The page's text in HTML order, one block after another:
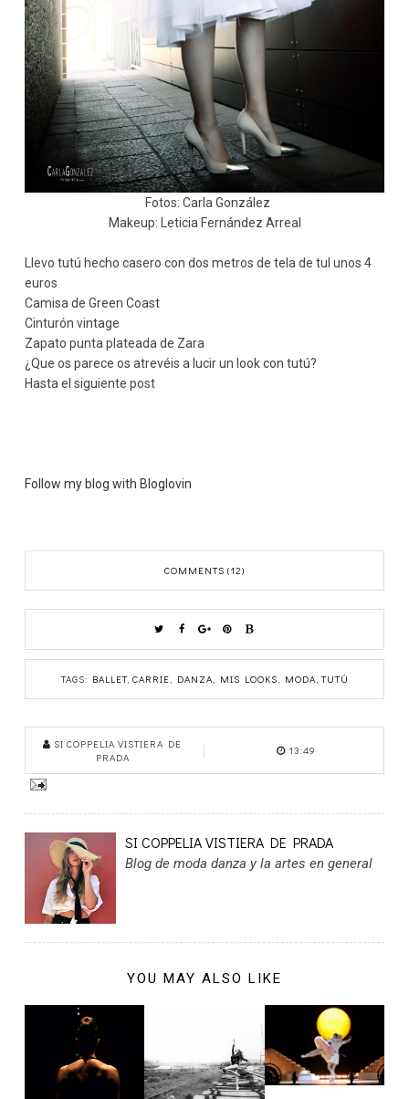
Fotos: Carla González
Makeup: Leticia Fernández Arreal
Llevo tutú hecho casero con dos metros de tela de tul unos 4
euros
Camisa de Green Coast
Cinturón vintage
Zapato punta plateada de Zara
¿Que os parece os atrevéis a lucir un look con tutú?
Hasta el siguiente post
Follow my blog with Bloglovin
COMMENTS (12)
TAGS: BALLET, CARRIE, DANZA, MIS LOOKS, MODA,TUTÚ
SI COPPELIA VISTIERA DE
PRADA
13:49
SI COPPELIA VISTIERA DE PRADA
Blog de moda danza y la artes en general
YOU MAY ALSO LIKE